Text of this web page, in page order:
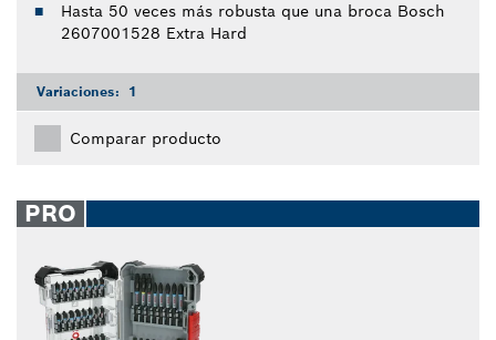
Hasta 50 veces más robusta que una broca Bosch
2607001528 Extra Hard
Variaciones: 1
Comparar producto
PRO